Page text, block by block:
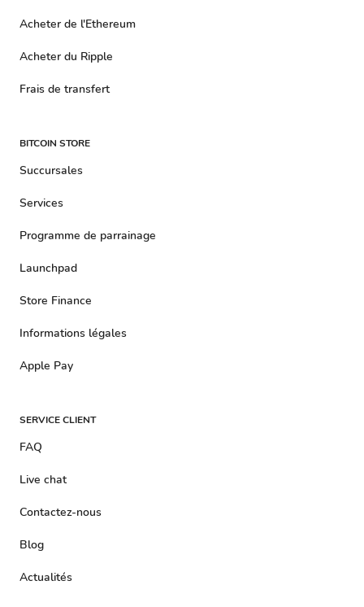
Acheter de l'Ethereum
Acheter du Ripple
Frais de transfert
BITCOIN STORE
Succursales
Services
Programme de parrainage
Launchpad
Store Finance
Informations légales
Apple Pay
SERVICE CLIENT
FAQ
Live chat
Contactez-nous
Blog
Actualités